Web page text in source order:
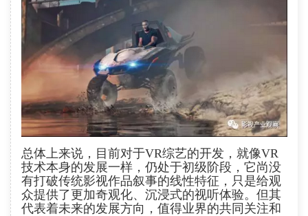
总体上来说，目前对于VR综艺的开发，就像VR
技术本身的发展一样，仍处于初级阶段，它尚没
有打破传统影视作品叙事的线性特征，只是给观
众提供了更加奇观化、沉浸式的视听体验。但其
代表着未来的发展方向，值得业界的共同关注和